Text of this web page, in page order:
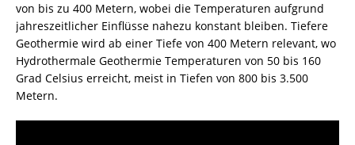
von bis zu 400 Metern, wobei die Temperaturen aufgrund
jahreszeitlicher Einflüsse nahezu konstant bleiben. Tiefere
Geothermie wird ab einer Tiefe von 400 Metern relevant, wo
Hydrothermale Geothermie Temperaturen von 50 bis 160
Grad Celsius erreicht, meist in Tiefen von 800 bis 3.500
Metern.